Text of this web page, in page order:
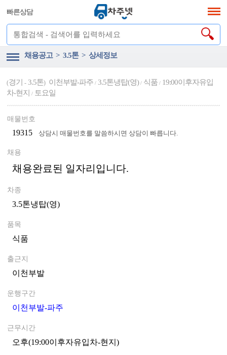
빠른상담
채용공고 > 3.5톤 > 상세정보
(경기 -3.5톤) 이천부발-파주/ 3.5톤냉탑(영)/ 식품/ 19:00이후자유입
차-현지/ 토요일
매물번호
19315 상담시 매물번호를 말씀하시면 상담이 빠릅니다.
채용
채용완료된 일자리입니다.
차종
3.5톤냉탑(영)
품목
식품
출근지
이천부발0
운행구간
이천부발-파주
근무시간
오후(19:00이후자유입차-현지)0